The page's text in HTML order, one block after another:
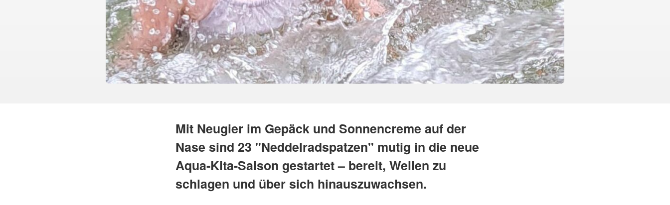
Mit Neugier im Gepäck und Sonnencreme auf der
Nase sind 23 "Neddelradspatzen" mutig in die neue
Aqua-Kita-Saison gestartet – bereit, Wellen zu
schlagen und über sich hinauszuwachsen.